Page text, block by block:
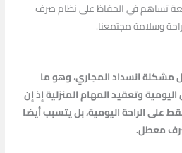
تساهم في الحفاظ على نظام صرف
وسلامة مجتمعنا.
مشكلة انسداد المجاري، وهو ما
وتعقيد المهام المنزلية إذ إن
على الراحة اليومية، بل يتسبب أيضا
معطل.